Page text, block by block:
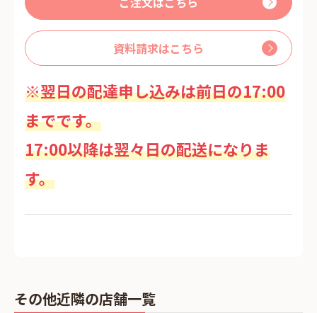
資料請求はこちら
※翌日の配達申し込みは前日の17:00
までです。
17:00以降は翌々日の配送になりま
す。
その他近隣の店舗一覧